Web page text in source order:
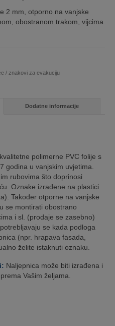
2 mm, otporno na vanjske
obostranom trakom, vijcima
/ znakovi za evakuciju
Dodatne informacije
polimerne PVC folije s
godina u vanjskim uvjetima.
rubovima što doprinosi
Oznake izrađene na plastici
Također otporne na vanjske
se montirati obostrano
i sl. (prodaje se zasebno)
se kada podloga
(npr. hrapava fasada,
želite istaknuti oznaku.
Naljepnica može biti izrađena i
Vašim željama.